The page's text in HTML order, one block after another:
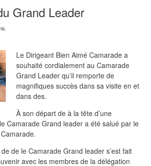
Grand Leader
Le Dirigeant Bien Aimé Camarade a
souhaité cordialement au Camarade
Grand Leader qu’il remporte de
magnifiques succès dans sa visite en et
dans des.
À son départ de à la tête d’une
Camarade Grand leader a été salué par le
de le Camarade Grand leader s’est fait
avec les membres de la délégation